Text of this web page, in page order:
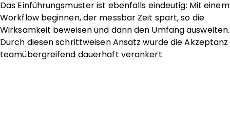
Das Einführungsmuster ist ebenfalls eindeutig: Mit einem
Workflow beginnen, der messbar Zeit spart, so die
Wirksamkeit beweisen und dann den Umfang ausweiten.
Durch diesen schrittweisen Ansatz wurde die Akzeptanz
teamübergreifend dauerhaft verankert.